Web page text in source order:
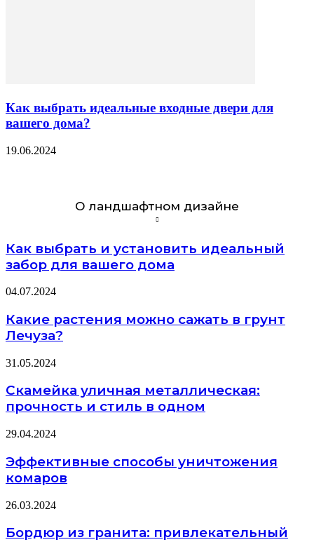
Как выбрать идеальные входные двери для
вашего дома?
19.06.2024
О ландшафтном дизайне
Как выбрать и установить идеальный
забор для вашего дома
04.07.2024
Какие растения можно сажать в грунт
Лечуза?
31.05.2024
Скамейка уличная металлическая:
прочность и стиль в одном
29.04.2024
Эффективные способы уничтожения
комаров
26.03.2024
Бордюр из гранита: привлекательный